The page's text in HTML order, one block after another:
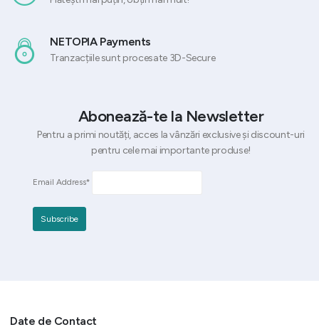
NETOPIA Payments
Tranzacțiile sunt procesate 3D-Secure
Abonează-te la Newsletter
Pentru a primi noutăți, acces la vânzări exclusive și discount-uri
pentru cele mai importante produse!
Email Address*
Date de Contact